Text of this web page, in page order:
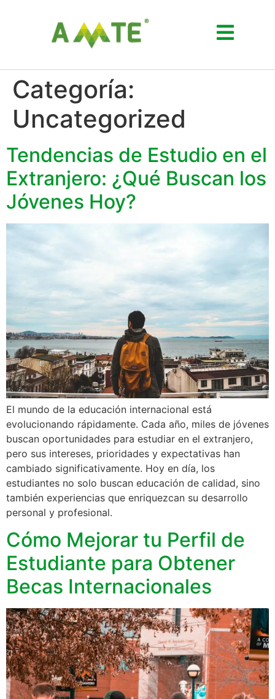
Categoría:
Uncategorized
Tendencias de Estudio en el
Extranjero: ¿Qué Buscan los
Jóvenes Hoy?
El mundo de la educación internacional está
evolucionando rápidamente. Cada año, miles de jóvenes
buscan oportunidades para estudiar en el extranjero,
pero sus intereses, prioridades y expectativas han
cambiado significativamente. Hoy en día, los
estudiantes no solo buscan educación de calidad, sino
también experiencias que enriquezcan su desarrollo
personal y profesional.
Cómo Mejorar tu Perfil de
Estudiante para Obtener
Becas Internacionales